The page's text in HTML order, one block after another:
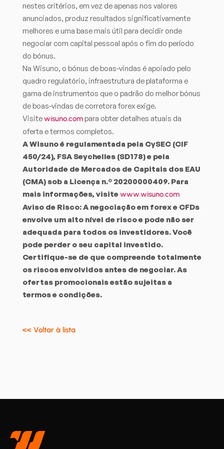
nestes critérios, em vez de apenas nos valores
anunciados, produz resultados significativamente
melhores e uma base mais útil para decidir onde
negociar com capital pessoal após o fim do período
do bónus.
Na Wisuno, o bónus de boas-vindas é apoiado pelo
quadro regulatório, infraestrutura de plataforma e
gama de instrumentos que o padrão do melhor bónus
de boas-vindas de corretora forex exige.
Visitewisuno.com para obter detalhes atuais da
oferta e termos completos.
A Wisuno é regulamentada pela CySEC (CIF
450/24), FSA Seychelles (SD178) e pela
Autoridade de Mercados de Capitais dos EAU
(CMA) sob a Licença n.º 20200000409. Para
mais informações, visitewww.wisuno.com
Aviso de Risco: A negociação em forex e CFDs
envolve um alto nível de risco e pode não ser
adequada para todos os investidores. Você
pode perder o seu capital investido.
Certifique-se de que compreende totalmente
os riscos envolvidos antes de negociar. As
ofertas promocionais estão sujeitas a
termos e condições.
<< Voltar à lista